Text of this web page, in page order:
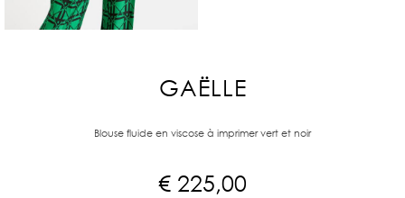
GAËLLE
Blouse fluide en viscose à imprimer vert et noir
€ 225,00